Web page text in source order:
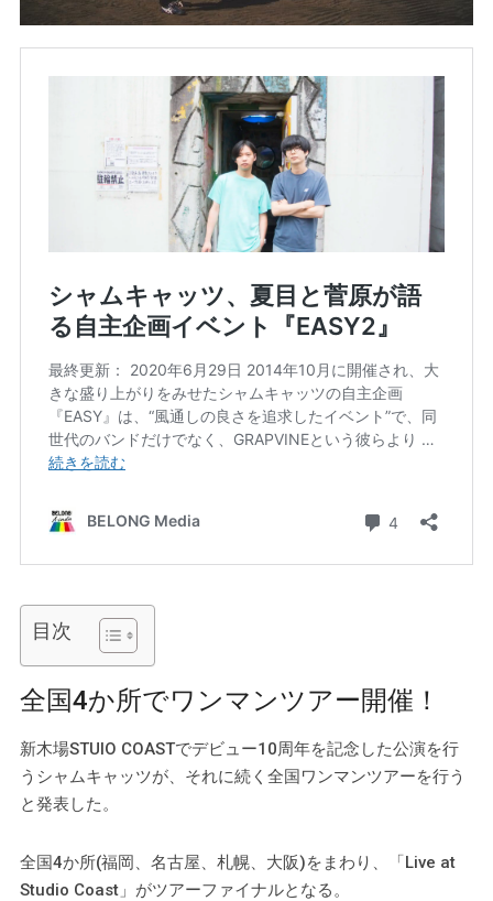
目次
全国4か所でワンマンツアー開催！
新木場STUIO COASTでデビュー10周年を記念した公演を行
うシャムキャッツが、それに続く全国ワンマンツアーを行う
と発表した。
全国4か所(福岡、名古屋、札幌、大阪)をまわり、「Live at
Studio Coast」がツアーファイナルとなる。